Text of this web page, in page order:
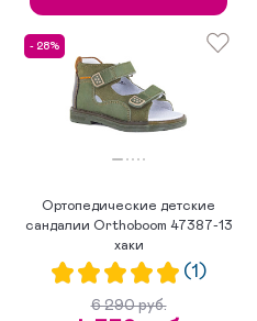
- 28%
Ортопедические детские
сандалии Orthoboom 47387-13
хаки
(1)
6 290 руб.